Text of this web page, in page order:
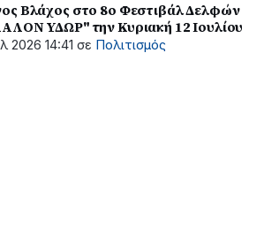
Βλάχος στο 8ο Φεστιβάλ Δελφών
ΥΔΩΡ" την Κυριακή 12 Ιουλίου
2026 14:41 σε Πολιτισμός